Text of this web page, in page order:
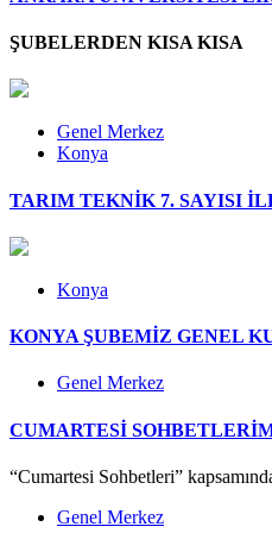
ŞUBELERDEN KISA KISA
Genel Merkez
Konya
TARIM TEKNİK 7. SAYISI
Konya
KONYA ŞUBEMİZ GENEL
Genel Merkez
CUMARTESİ
“Cumartesi Sohbetleri”
Genel Merkez